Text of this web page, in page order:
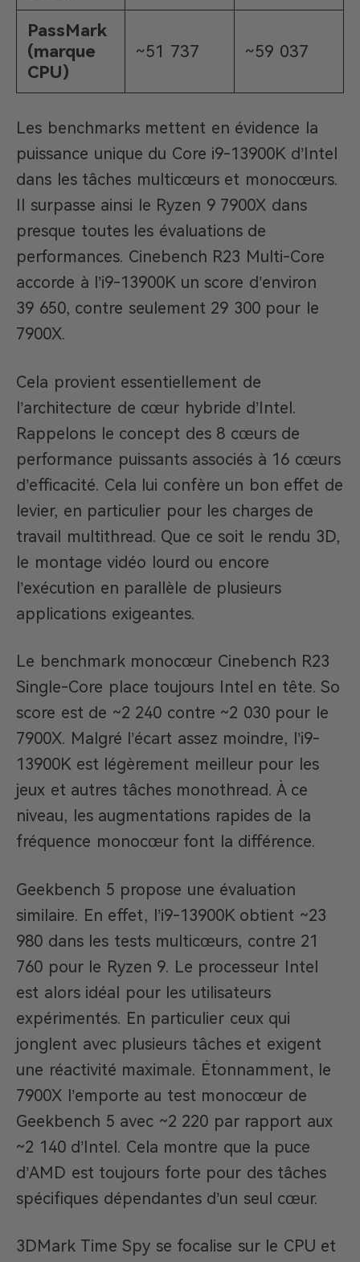
PassMark
(marque
CPU)
~51 737 ~59 037
Les benchmarks mettent en évidence la
puissance unique du Core i9-13900K d’Intel
dans les tâches multicœurs et monocœurs.
Il surpasse ainsi le Ryzen 9 7900X dans
presque toutes les évaluations de
performances. Cinebench R23 Multi-Core
accorde à l’i9-13900K un score d’environ
39 650, contre seulement 29 300 pour le
7900X.
Cela provient essentiellement de
l’architecture de cœur hybride d’Intel.
Rappelons le concept des 8 cœurs de
performance puissants associés à 16 cœurs
d’efficacité. Cela lui confère un bon effet de
levier, en particulier pour les charges de
travail multithread. Que ce soit le rendu 3D,
le montage vidéo lourd ou encore
l’exécution en parallèle de plusieurs
applications exigeantes.
Le benchmark monocœur Cinebench R23
Single-Core place toujours Intel en tête. So
score est de ~2 240 contre ~2 030 pour le
7900X. Malgré l’écart assez moindre, l’i9-
13900K est légèrement meilleur pour les
jeux et autres tâches monothread. À ce
niveau, les augmentations rapides de la
fréquence monocœur font la différence.
Geekbench 5 propose une évaluation
similaire. En effet, l’i9-13900K obtient ~23
980 dans les tests multicœurs, contre 21
760 pour le Ryzen 9. Le processeur Intel
est alors idéal pour les utilisateurs
expérimentés. En particulier ceux qui
jonglent avec plusieurs tâches et exigent
une réactivité maximale. Étonnamment, le
7900X l’emporte au test monocœur de
Geekbench 5 avec ~2 220 par rapport aux
~2 140 d’Intel. Cela montre que la puce
d’AMD est toujours forte pour des tâches
spécifiques dépendantes d’un seul cœur.
3DMark Time Spy se focalise sur le CPU et